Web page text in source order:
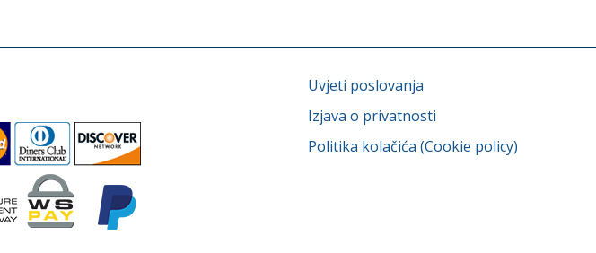
Uvjeti poslovanja
Izjava o privatnosti
Politika kolačića (Cookie policy)